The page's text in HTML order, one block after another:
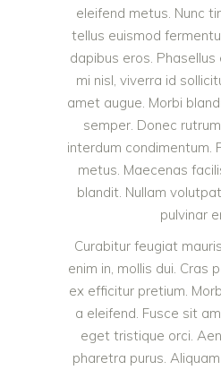
eleifend metus. Nunc
tellus euismod
dapibus eros. Phasellus
mi nisl, viverra id
amet augue. Morbi
semper. Donec
interdum condimentum.
metus. Maecenas
blandit. Nullam
pulvinar
Curabitur feugiat
enim in, mollis dui.
ex efficitur pretium.
a eleifend. Fusce sit
eget tristique orci.
pharetra purus.